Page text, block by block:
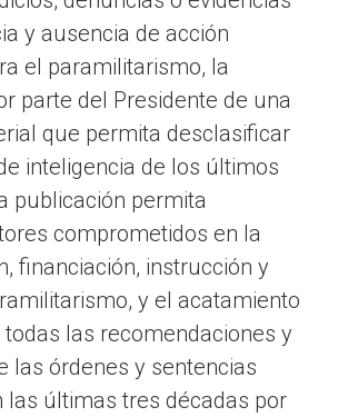
y ausencia de acción
el paramilitarismo, la
parte del Presidente de una
que permita desclasificar
inteligencia de los últimos
publicación permita
comprometidos en la
financiación, instrucción y
y el acatamiento
las recomendaciones y
las órdenes y sentencias
las últimas tres décadas por